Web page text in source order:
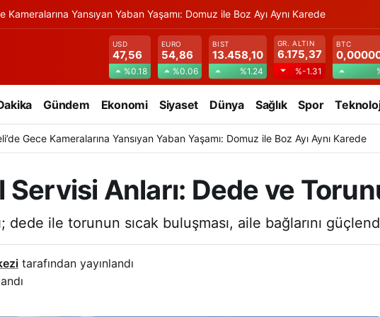
Kameralarına Yansıyan Yaban Yaşamı: Domuz ile Boz Ayı Aynı Karede
USD
47,56
%0.18
EURO
54,86
%0.06
BIST
13.458,10
%1.24
GR. ALTIN
6.175,37
%-1.31
BTC
Gündem Ekonomi Siyaset Dünya Sağlık Spor
Gece Kameralarına Yansıyan Yaban Yaşamı: Domuz ile Boz Ayı Aynı Karede
Anları: Dede ve
dede ile torunun sıcak buluşması, aile bağlarını
tarafından yayınlandı